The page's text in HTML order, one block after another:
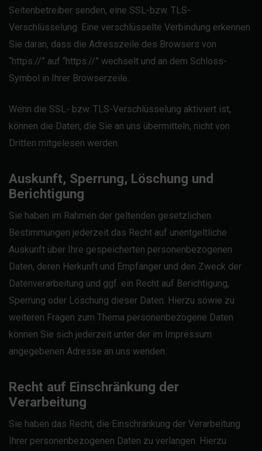
Seitenbetreiber senden, eine SSL-bzw. TLS-
Verschlüsselung. Eine verschlüsselte Verbindung erkennen
Sie daran, dass die Adresszeile des Browsers von
“https://” auf “https://” wechselt und an dem Schloss-
Symbol in Ihrer Browserzeile.
Wenn die SSL- bzw. TLS-Verschlüsselung aktiviert ist,
können die Daten, die Sie an uns übermitteln, nicht von
Dritten mitgelesen werden.
Auskunft, Sperrung, Löschung und
Berichtigung
Sie haben im Rahmen der geltenden gesetzlichen
Bestimmungen jederzeit das Recht auf unentgeltliche
Auskunft über Ihre gespeicherten personenbezogenen
Daten, deren Herkunft und Empfänger und den Zweck der
Datenverarbeitung und ggf. ein Recht auf Berichtigung,
Sperrung oder Löschung dieser Daten. Hierzu sowie zu
weiteren Fragen zum Thema personenbezogene Daten
können Sie sich jederzeit unter der im Impressum
angegebenen Adresse an uns wenden.
Recht auf Einschränkung der
Verarbeitung
Sie haben das Recht, die Einschränkung der Verarbeitung
Ihrer personenbezogenen Daten zu verlangen. Hierzu